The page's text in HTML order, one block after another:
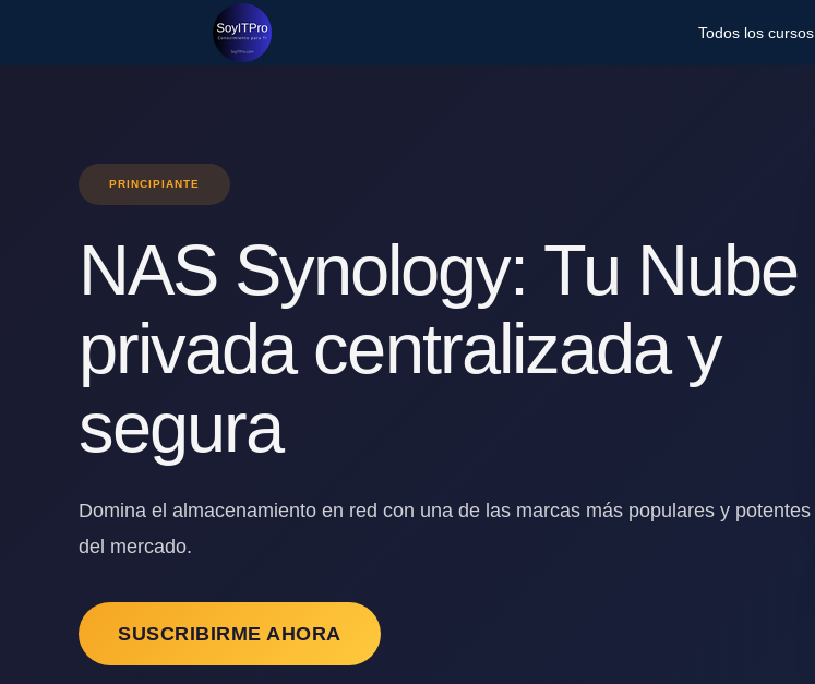
Todos los cursos
PRINCIPIANTE
NAS Synology: Tu Nube
privada centralizada y
segura
Domina el almacenamiento en red con una de las marcas más populares y potentes
del mercado.
SUSCRIBIRME AHORA